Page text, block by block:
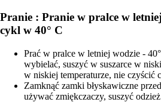
Pranie : Pranie w pralce w
cykl w 40° C
Prać w pralce w letniej wodzie -
wybielać, suszyć w suszarce w
w niskiej temperaturze, nie czyścić
Zamknąć zamki błyskawiczne
używać zmiękczaczy, suszyć